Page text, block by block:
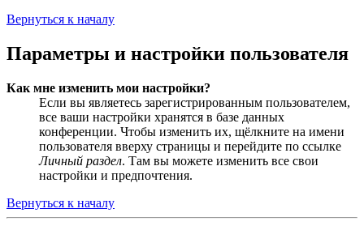
Вернуться к началу
Параметры и настройки пользователя
Как мне изменить мои настройки?
Если вы являетесь зарегистрированным пользователем,
все ваши настройки хранятся в базе данных
конференции. Чтобы изменить их, щёлкните на имени
пользователя вверху страницы и перейдите по ссылке
Личный раздел. Там вы можете изменить все свои
настройки и предпочтения.
Вернуться к началу